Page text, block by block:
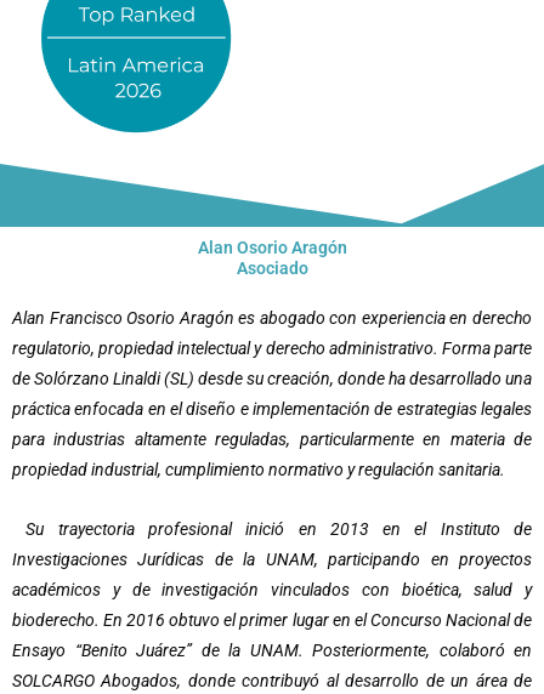
Alan Osorio Aragón
Asociado
Alan Francisco Osorio Aragón es abogado con experiencia en derecho
regulatorio, propiedad intelectual y derecho administrativo. Forma parte
de Solórzano Linaldi (SL) desde su creación, donde ha desarrollado una
práctica enfocada en el diseño e implementación de estrategias legales
para industrias altamente reguladas, particularmente en materia de
propiedad industrial, cumplimiento normativo y regulación sanitaria.
Su trayectoria profesional inició en 2013 en el Instituto de
Investigaciones Jurídicas de la UNAM, participando en proyectos
académicos y de investigación vinculados con bioética, salud y
bioderecho. En 2016 obtuvo el primer lugar en el Concurso Nacional de
Ensayo “Benito Juárez” de la UNAM. Posteriormente, colaboró en
SOLCARGO Abogados, donde contribuyó al desarrollo de un área de